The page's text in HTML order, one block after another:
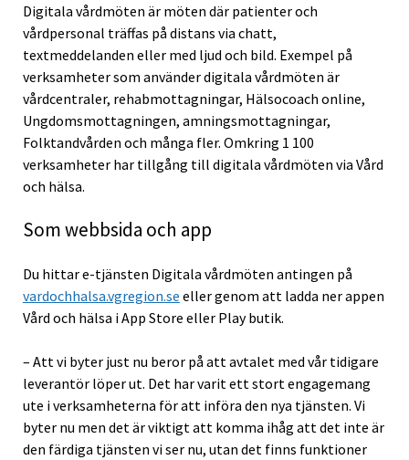
Digitala vårdmöten är möten där patienter och
vårdpersonal träffas på distans via chatt,
textmeddelanden eller med ljud och bild. Exempel på
verksamheter som använder digitala vårdmöten är
vårdcentraler, rehabmottagningar, Hälsocoach online,
Ungdomsmottagningen, amningsmottagningar,
Folktandvården och många fler. Omkring 1 100
verksamheter har tillgång till digitala vårdmöten via Vård
och hälsa.
Som webbsida och app
Du hittar e-tjänsten Digitala vårdmöten antingen på
vardochhalsa.vgregion.se eller genom att ladda ner appen
Vård och hälsa i App Store eller Play butik.
– Att vi byter just nu beror på att avtalet med vår tidigare
leverantör löper ut. Det har varit ett stort engagemang
ute i verksamheterna för att införa den nya tjänsten. Vi
byter nu men det är viktigt att komma ihåg att det inte är
den färdiga tjänsten vi ser nu, utan det finns funktioner